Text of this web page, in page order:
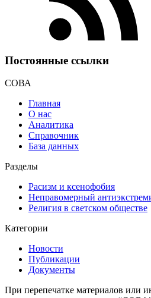
Постоянные ссылки
СОВА
Главная
О нас
Аналитика
Справочник
База данных
Разделы
Расизм и ксенофобия
Неправомерный
Религия в светском обществе
Категории
Новости
Публикации
Документы
При перепечатке материалов или